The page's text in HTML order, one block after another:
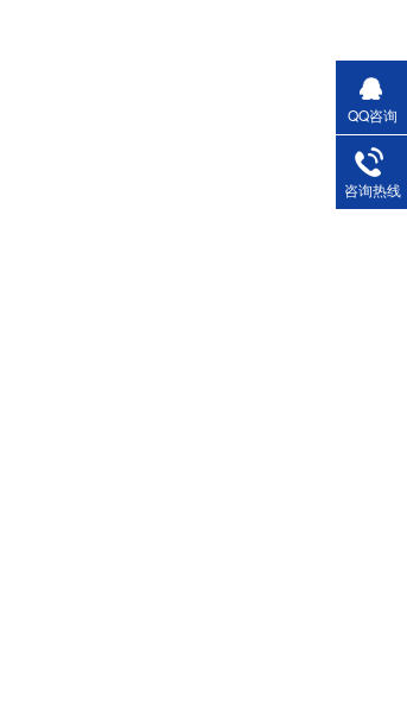
QQ咨询
咨询热线